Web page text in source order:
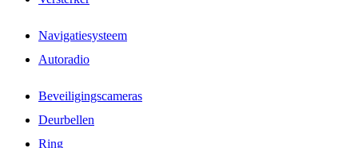
Navigatiesysteem
Autoradio
Beveiligingscameras
Deurbellen
Ring